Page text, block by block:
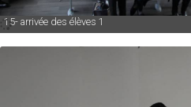
15- arrivée des élèves 1